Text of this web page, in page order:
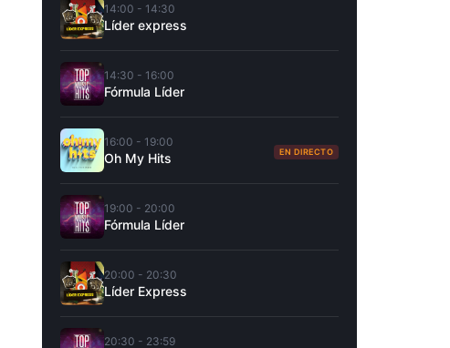
14:00 - 14:30
Líder express
14:30 - 16:00
Fórmula Líder
16:00 - 19:00
Oh My Hits EN DIRECTO
19:00 - 20:00
Fórmula Líder
20:00 - 20:30
Líder Express
20:30 - 23:59